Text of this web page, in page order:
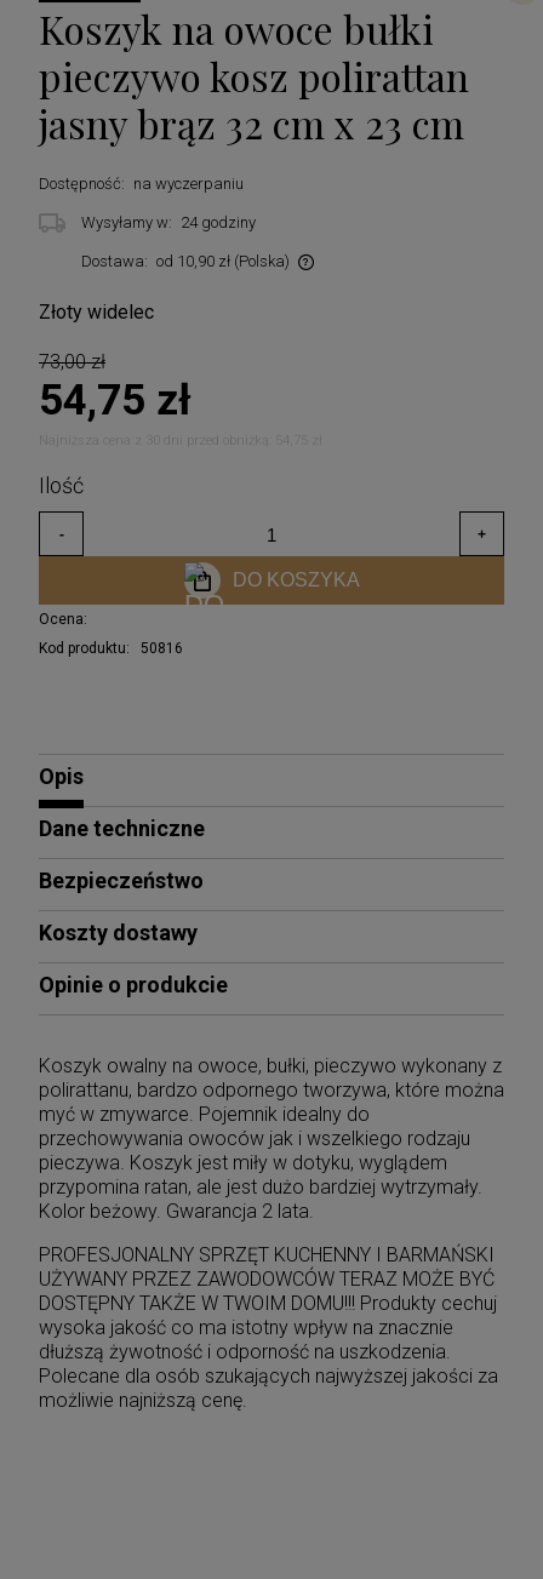
Koszyk na owoce bułki
pieczywo kosz polirattan
jasny brąz 32 cm x 23 cm
Dostępność: na wyczerpaniu
Wysyłamy w: 24 godziny
Dostawa: od 10,90 zł (Polska)
Złoty widelec
73,00 zł
54,75 zł
Najniższa cena z 30 dni przed obniżką: 54,75 zł
DO KOSZYKA
Ocena:
Kod produktu:
50816
Opis
Dane techniczne
Bezpieczeństwo
Koszty dostawy
Opinie o produkcie
Koszyk owalny na owoce, bułki, pieczywo wykonany z
polirattanu, bardzo odpornego tworzywa, które można
myć w zmywarce. Pojemnik idealny do
przechowywania owoców jak i wszelkiego rodzaju
pieczywa. Koszyk jest miły w dotyku, wyglądem
przypomina ratan, ale jest dużo bardziej wytrzymały.
Kolor beżowy. Gwarancja 2 lata.
PROFESJONALNY SPRZĘT KUCHENNY I BARMAŃSKI
UŻYWANY PRZEZ ZAWODOWCÓW TERAZ MOŻE BYĆ
DOSTĘPNY TAKŻE W TWOIM DOMU!!! Produkty cechuj
wysoka jakość co ma istotny wpływ na znacznie
dłuższą żywotność i odporność na uszkodzenia.
Polecane dla osób szukających najwyższej jakości za
możliwie najniższą cenę.